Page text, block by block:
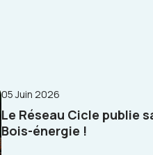
05 Juin 2026
Le Réseau Cicle publie
Bois-énergie !